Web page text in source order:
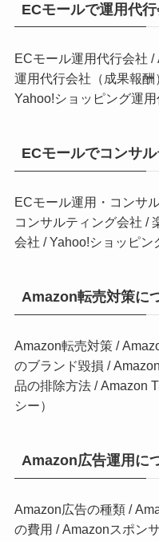
ECモールで運用代
ECモール運用代行会社 /
運用代行会社（成果報酬
Yahoo!ショッピング運
ECモールでコンサ
ECモール運用・コンサ
コンサルティング会社 /
会社 /Yahoo!ショッピン
Amazon転売対策に
Amazon転売対策 /
のブランド毀損 /
品の排除方法/Amazon
シー）
Amazon広告運用に
Amazon広告の種類 /
の費用 /Amazonスポン